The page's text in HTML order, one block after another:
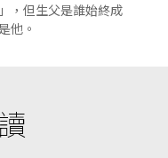
，但生父是誰始終成
他。